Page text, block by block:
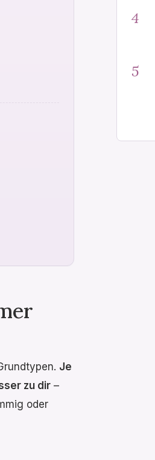
Je
zu dir –
oder
4
5